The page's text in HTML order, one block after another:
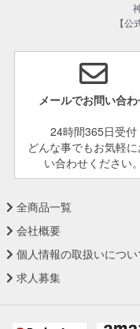
【公
メールでお問い合
24時間365日受付
どんな事でもお気軽
い合わせください。
全商品一覧
会社概要
個人情報の取扱いについ
求人募集